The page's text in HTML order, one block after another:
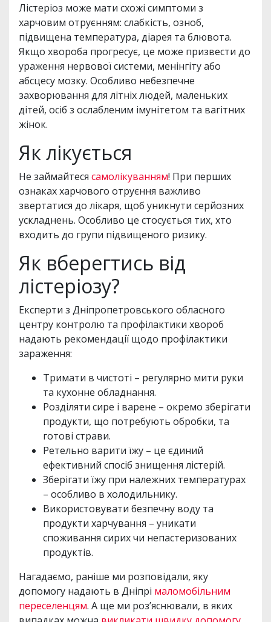
Лістеріоз може мати схожі симптоми з
харчовим отруєнням: слабкість, озноб,
підвищена температура, діарея та блювота.
Якщо хвороба прогресує, це може призвести до
ураження нервової системи, менінгіту або
абсцесу мозку. Особливо небезпечне
захворювання для літніх людей, маленьких
дітей, осіб з ослабленим імунітетом та вагітних
жінок.
Як лікується
Не займайтеся самолікуванням! При перших
ознаках харчового отруєння важливо
звертатися до лікаря, щоб уникнути серйозних
ускладнень. Особливо це стосується тих, хто
входить до групи підвищеного ризику.
Як вберегтись від
лістеріозу?
Експерти з Дніпропетровського обласного
центру контролю та профілактики хвороб
надають рекомендації щодо профілактики
зараження:
Тримати в чистоті – регулярно мити руки
та кухонне обладнання.
Розділяти сире і варене – окремо зберігати
продукти, що потребують обробки, та
готові страви.
Ретельно варити їжу – це єдиний
ефективний спосіб знищення лістерій.
Зберігати їжу при належних температурах
– особливо в холодильнику.
Використовувати безпечну воду та
продукти харчування – уникати
споживання сирих чи непастеризованих
продуктів.
Нагадаємо, раніше ми розповідали, яку
допомогу надають в Дніпрі маломобільним
переселенцям. А ще ми роз’яснювали, в яких